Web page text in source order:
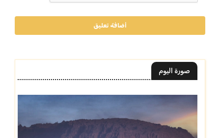
أضافة تعليق
صورة اليوم